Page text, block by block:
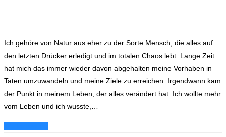
Ich gehöre von Natur aus eher zu der Sorte Mensch, die alles auf
den letzten Drücker erledigt und im totalen Chaos lebt. Lange Zeit
hat mich das immer wieder davon abgehalten meine Vorhaben in
Taten umzuwandeln und meine Ziele zu erreichen. Irgendwann kam
der Punkt in meinem Leben, der alles verändert hat. Ich wollte mehr
vom Leben und ich wusste,…